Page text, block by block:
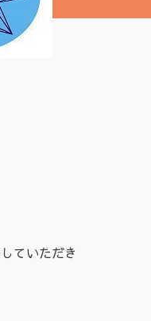
ていただき